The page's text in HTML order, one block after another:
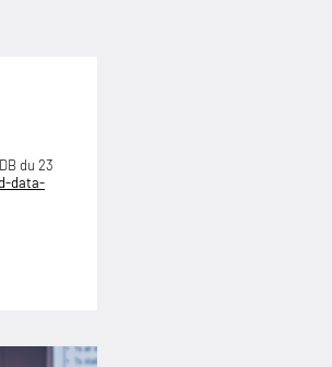
du 23
data-